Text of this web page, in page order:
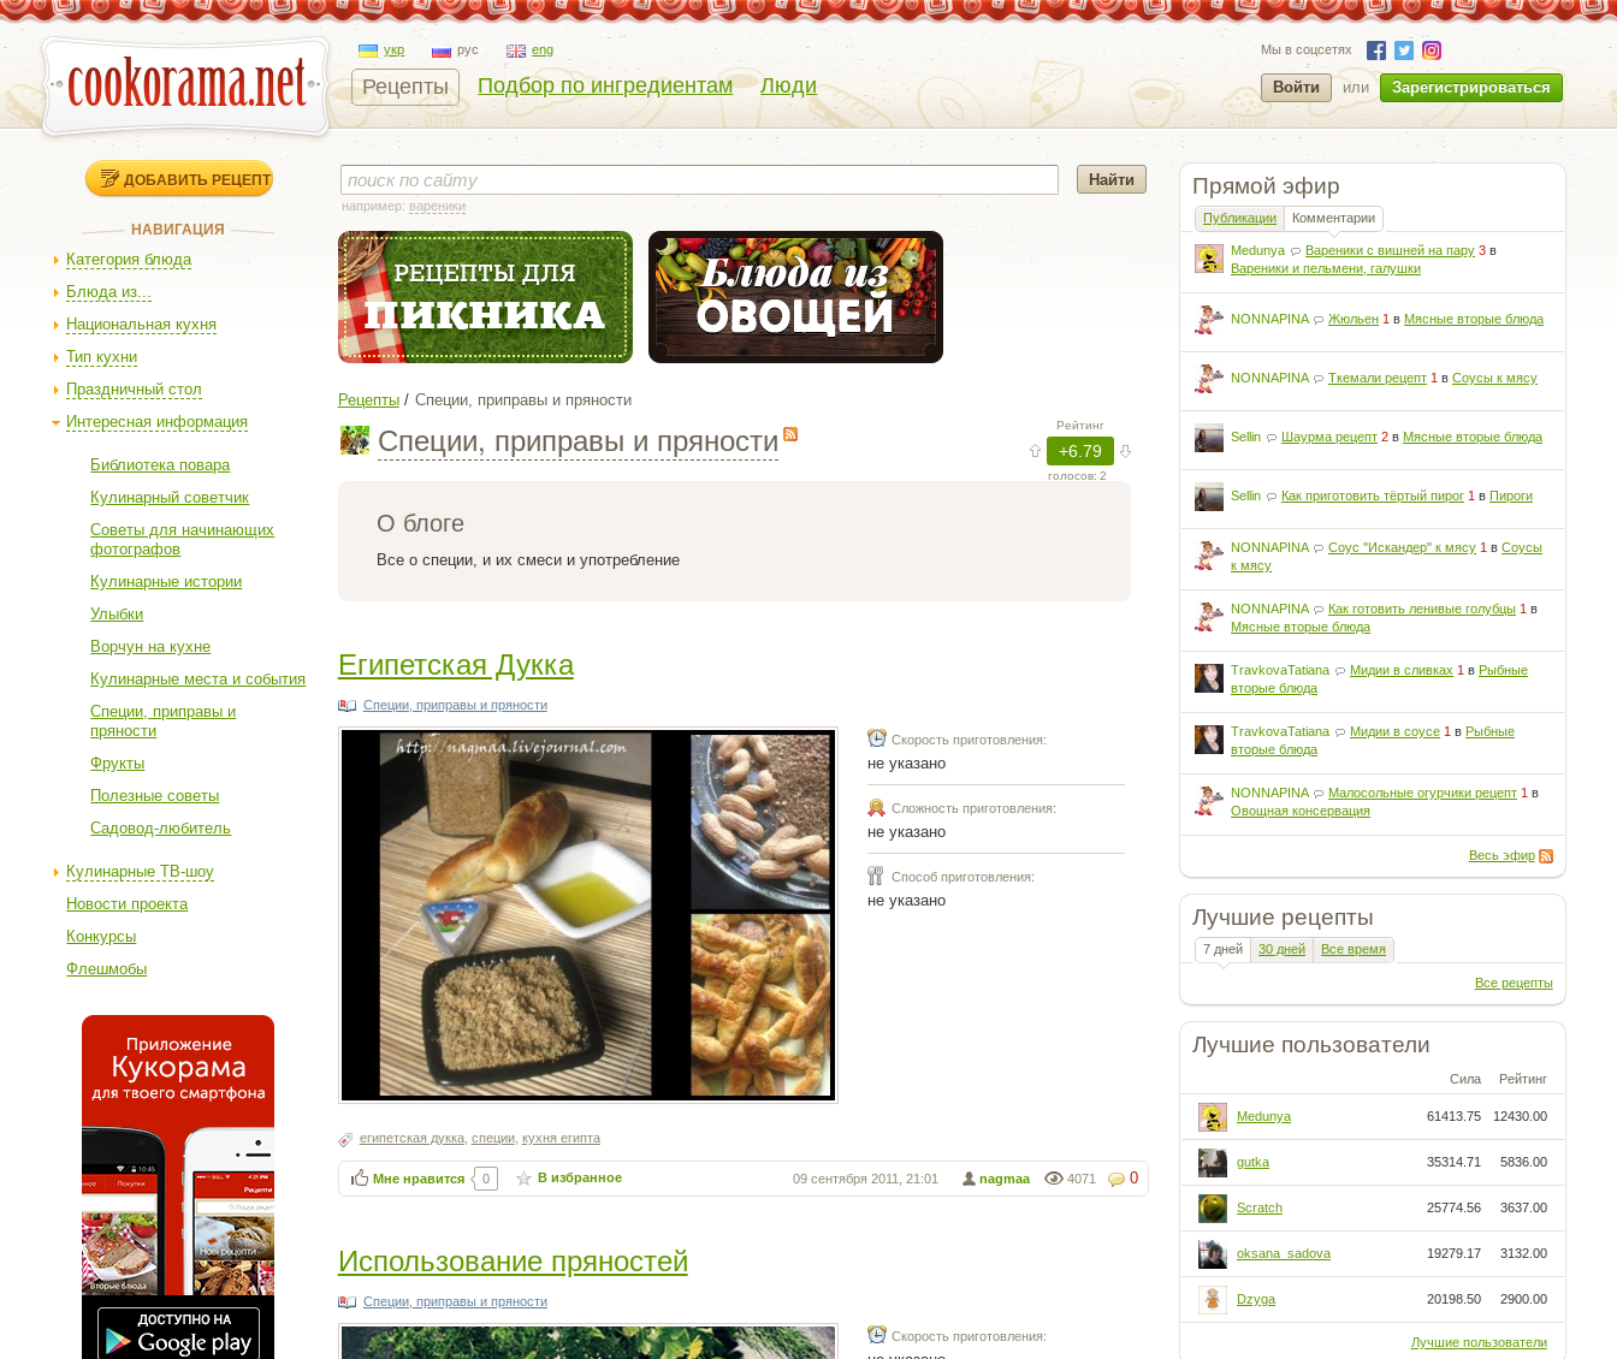
укр рус eng
Рецепты Подбор по ингредиентам Люди
Мы в соцсетях
Войти или Зарегистрироваться
ДОБАВИТЬ РЕЦЕПТ
НАВИГАЦИЯ
Категория блюда
Блюда из...
Национальная кухня
Тип кухни
Праздничный стол
Интересная информация
Библиотека повара
Кулинарный советчик
Советы для начинающих
фотографов
Кулинарные истории
Улыбки
Ворчун на кухне
Кулинарные места и события
Специи, приправы и
пряности
Фрукты
Полезные советы
Садовод-любитель
Кулинарные ТВ-шоу
Новости проекта
Конкурсы
Флешмобы
Прямой эфир
Публикации Комментарии
Medunya Вареники с вишней на пару 3 в
Вареники и пельмени, галушки
NONNAPINA Жюльен 1 вМясные вторые блюда
NONNAPINA Ткемали рецепт 1 вСоусы к мясу
Sellin Шаурма рецепт 2 вМясные вторые блюда
Sellin Как приготовить тёртый пирог 1 вПироги
NONNAPINA Соус "Искандер" к мясу 1 вСоусы
к мясу
NONNAPINA Как готовить ленивые голубцы 1 в
Мясные вторые блюда
TravkovaTatiana Мидии в сливках 1 вРыбные
вторые блюда
TravkovaTatiana Мидии в соусе 1 вРыбные
вторые блюда
NONNAPINA Малосольные огурчики рецепт 1 в
Овощная консервация
Весь эфир
Лучшие рецепты
7 дней 30 дней Все время
Все рецепты
Лучшие пользователи
Рейтинг
Сила
Medunya 12430.00
61413.75
gutka 5836.00
35314.71
Scratch 3637.00
25774.56
oksana_sadova 3132.00
19279.17
Dzyga 2900.00
20198.50
Лучшие пользователи
например: вареники
Рецепты Специи, приправы и пряности
Рейтинг
+6.79
голосов: 2
Специи, приправы и пряности
О блоге
Все о специи, и их смеси и употребление
Египетская Дукка
Специи, приправы и пряности
Скорость приготовления:
не указано
Сложность приготовления:
не указано
Способ приготовления:
не указано
египетская дукка, специи, кухня египта
0
4071
nagmaa
09 сентября 2011, 21:01
Мне нравится 0 В избранное
Использование пряностей
Специи, приправы и пряности
Скорость приготовления: